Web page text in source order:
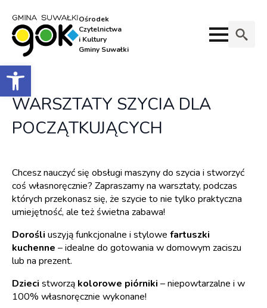
Otwórz pasek narzędzi
Ośrodek
Czytelnictwa
i Kultury
Gminy Suwałki
WARSZTATY SZYCIA DLA
POCZĄTKUJĄCYCH
Chcesz nauczyć się obsługi maszyny do szycia i stworzyć
coś własnoręcznie? Zapraszamy na warsztaty, podczas
których przekonasz się, że szycie to nie tylko praktyczna
umiejętność, ale też świetna zabawa!
Dorośli uszyją funkcjonalne i stylowe fartuszki
kuchenne – idealne do gotowania w domowym zaciszu
lub na prezent.
Dzieci stworzą kolorowe piórniki – niepowtarzalne i w
100% własnoręcznie wykonane!